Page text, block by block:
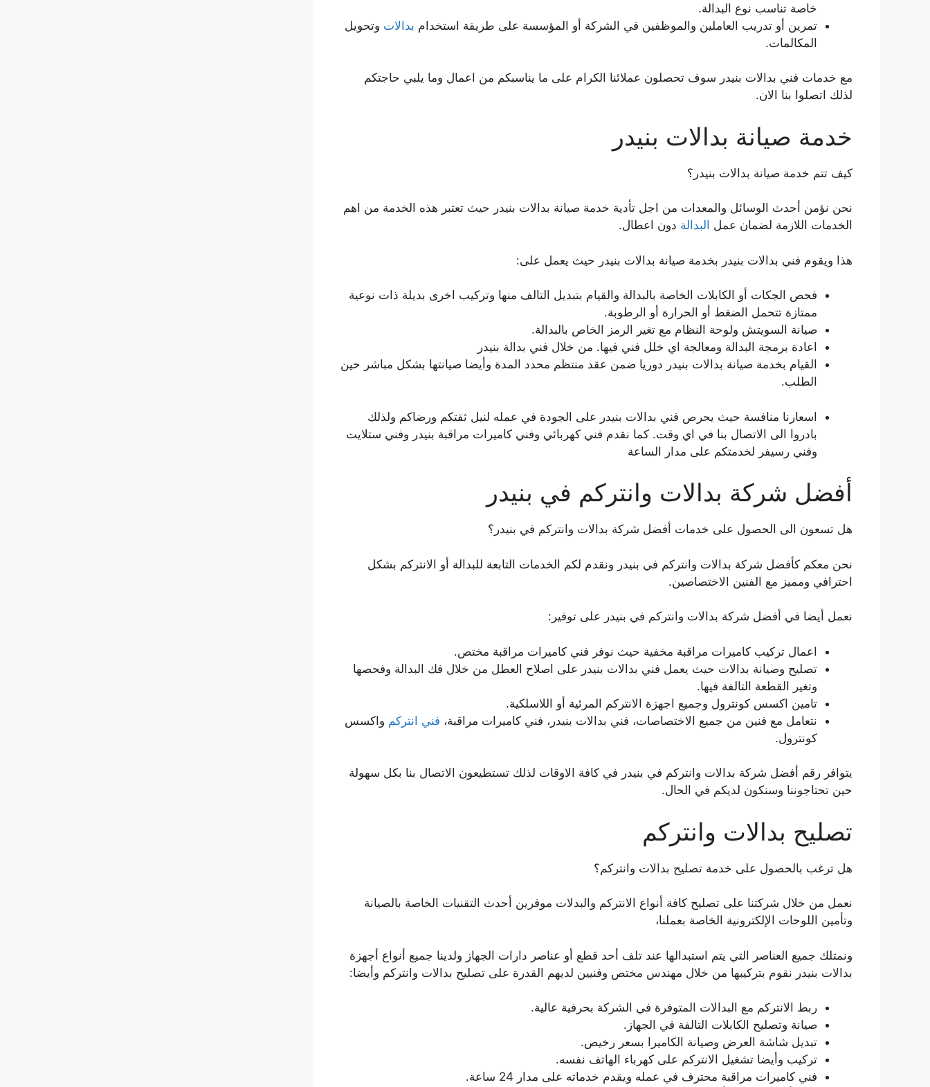
خاصة تناسب نوع البدالة.
تمرين أو تدريب العاملين والموظفين في الشركة أو المؤسسة على طريقة استخدام بدالات وتحويل
المكالمات.
مع خدمات فني بدالات بنيدر سوف تحصلون عملائنا الكرام على ما يناسبكم من اعمال وما يلبي حاجتكم
لذلك اتصلوا بنا الان.
خدمة صيانة بدالات بنيدر
كيف تتم خدمة صيانة بدالات بنيدر؟
نحن نؤمن أحدث الوسائل والمعدات من اجل تأدية خدمة صيانة بدالات بنيدر حيث تعتبر هذه الخدمة من اهم
الخدمات اللازمة لضمان عمل البدالة دون اعطال.
هذا ويقوم فني بدالات بنيدر بخدمة صيانة بدالات بنيدر حيث يعمل على:
فحص الجكات أو الكابلات الخاصة بالبدالة والقيام بتبديل التالف منها وتركيب اخرى بديلة ذات نوعية
ممتازة تتحمل الضغط أو الحرارة أو الرطوبة.
صيانة السويتش ولوحة النظام مع تغير الرمز الخاص بالبدالة.
اعادة برمجة البدالة ومعالجة اي خلل فني فيها. من خلال فني بدالة بنيدر
القيام بخدمة صيانة بدالات بنيدر دوريا ضمن عقد منتظم محدد المدة وأيضا صيانتها بشكل مباشر حين
الطلب.
اسعارنا منافسة حيث يحرص فني بدالات بنيدر على الجودة في عمله لنيل ثقتكم ورضاكم ولذلك
بادروا الى الاتصال بنا في اي وقت. كما نقدم فني كهربائي وفني كاميرات مراقبة بنيدر وفني ستلايت
وفني رسيفر لخدمتكم على مدار الساعة
أفضل شركة بدالات وانتركم في بنيدر
هل تسعون الى الحصول على خدمات أفضل شركة بدالات وانتركم في بنيدر؟
نحن معكم كأفضل شركة بدالات وانتركم في بنيدر ونقدم لكم الخدمات التابعة للبدالة أو الانتركم بشكل
احترافي ومميز مع الفنين الاختصاصين.
نعمل أيضا في أفضل شركة بدالات وانتركم في بنيدر على توفير:
اعمال تركيب كاميرات مراقبة مخفية حيث نوفر فني كاميرات مراقبة مختص.
تصليح وصيانة بدالات حيث يعمل فني بدالات بنيدر على اصلاح العطل من خلال فك البدالة وفحصها
وتغير القطعة التالفة فيها.
تامين اكسس كونترول وجميع اجهزة الانتركم المرئية أو اللاسلكية.
نتعامل مع فنين من جميع الاختصاصات، فني بدالات بنيدر، فني كاميرات مراقبة، فني انتركم واكسس
كونترول.
يتوافر رقم أفضل شركة بدالات وانتركم في بنيدر في كافة الاوقات لذلك تستطيعون الاتصال بنا بكل سهولة
حين تحتاجوننا وسنكون لديكم في الحال.
تصليح بدالات وانتركم
هل ترغب بالحصول على خدمة تصليح بدالات وانتركم؟
نعمل من خلال شركتنا على تصليح كافة أنواع الانتركم والبدلات موفرين أحدث التقنيات الخاصة بالصيانة
وتأمين اللوحات الإلكترونية الخاصة بعملنا،
ونمتلك جميع العناصر التي يتم استبدالها عند تلف أحد قطع أو عناصر دارات الجهاز ولدينا جميع أنواع أجهزة
بدالات بنيدر نقوم بتركيبها من خلال مهندس مختص وفنيين لديهم القدرة على تصليح بدالات وانتركم وأيضا:
ربط الانتركم مع البدالات المتوفرة في الشركة بحرفية عالية.
صيانة وتصليح الكابلات التالفة في الجهاز.
تبديل شاشة العرض وصيانة الكاميرا بسعر رخيص.
تركيب وأيضا تشغيل الانتركم على كهرباء الهاتف نفسه.
فني كاميرات مراقبة محترف في عمله ويقدم خدماته على مدار 24 ساعة.